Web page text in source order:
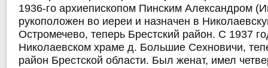
1936-го архиепископом Пинским Александром
рукоположен во иереи и назначен в
Остромечево, теперь Брестский район. С 1937
Николаевском храме д. Большие Сехновичи,
район Брестской области. Был женат, имел